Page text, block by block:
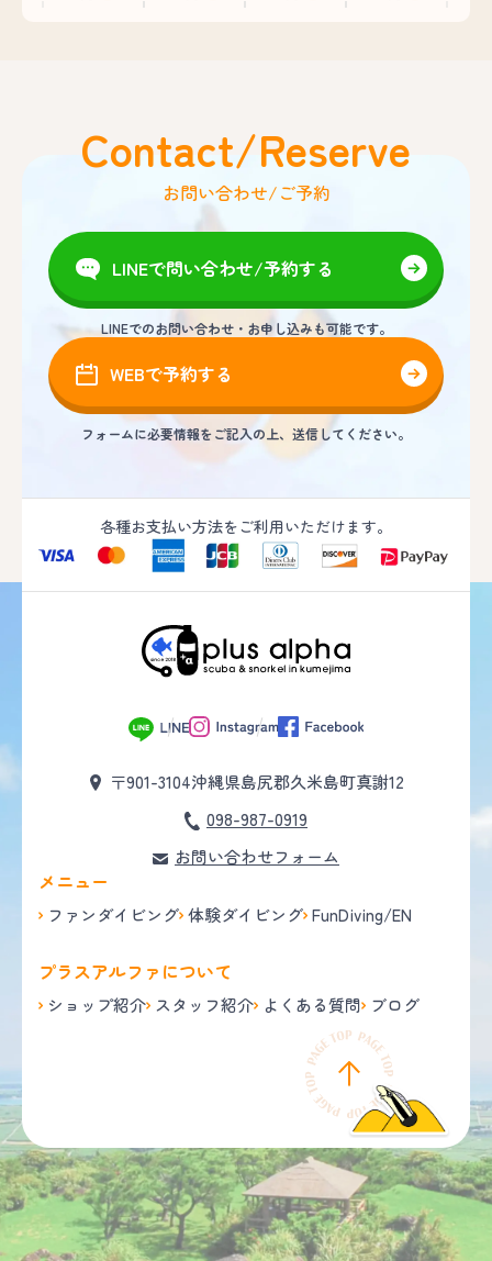
Contact/Reserve
お問い合わせ/ご予約
LINEで問い合わせ/予約する
LINEでのお問い合わせ・お申し込みも可能です。
WEBで予約する
フォームに必要情報をご記入の上、送信してください。
各種お支払い方法をご利用いただけます。
〒901-3104沖縄県島尻郡久米島町真謝12
098-987-0919
お問い合わせフォーム
メニュー
ファンダイビング 体験ダイビング FunDiving/EN
プラスアルファについて
ショップ紹介 スタッフ紹介 よくある質問 ブログ